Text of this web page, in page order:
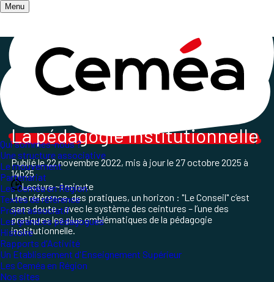
Menu
Qui sommes-nous ?
Une structure associative
Le mouvement
Partenariat
Les Ceméa en Région
Textes de référence
Projet associatif
Les grand.es pédagogues
Histoire
Rapports d'Activité
Un Etablissement d'Enseignement Supérieur
Les Ceméa en Région
Nos sites
Accueil/ Les publications /
Vers l'Éducation Nouvelle
Dossier VEN n° 578
La pédagogie institutionnelle
Publié le22 novembre 2022, mis à jour le27 octobre 2025 à
14h25
Lecture ~1 minute
Une référence, des pratiques, un horizon : "Le Conseil" c’est
sans doute – avec le système des ceintures – l’une des
pratiques les plus emblématiques de la pédagogie
institutionnelle.